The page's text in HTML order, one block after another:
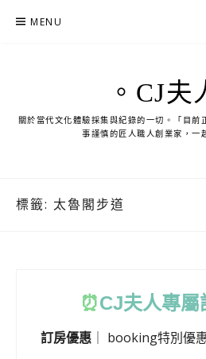
MENU
。CJ夫
關於當代文化體驗採集與紀錄的一切。「目前
事謹慎的匠人職人創業家，一
標籤: 太魯閣步道
⏰CJ夫人專屬
訂房優惠 booking特別優